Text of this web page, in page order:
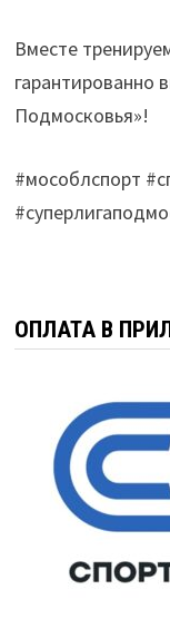
Вместе
гарантированно
Подмосковья»!
#мособлспорт
ОПЛАТА В